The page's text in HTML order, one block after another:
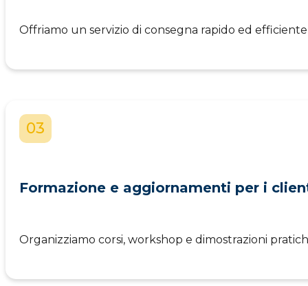
Offriamo un servizio di consegna rapido ed
03
Formazione e aggiornamenti per i
Organizziamo corsi, workshop e dimostrazioni